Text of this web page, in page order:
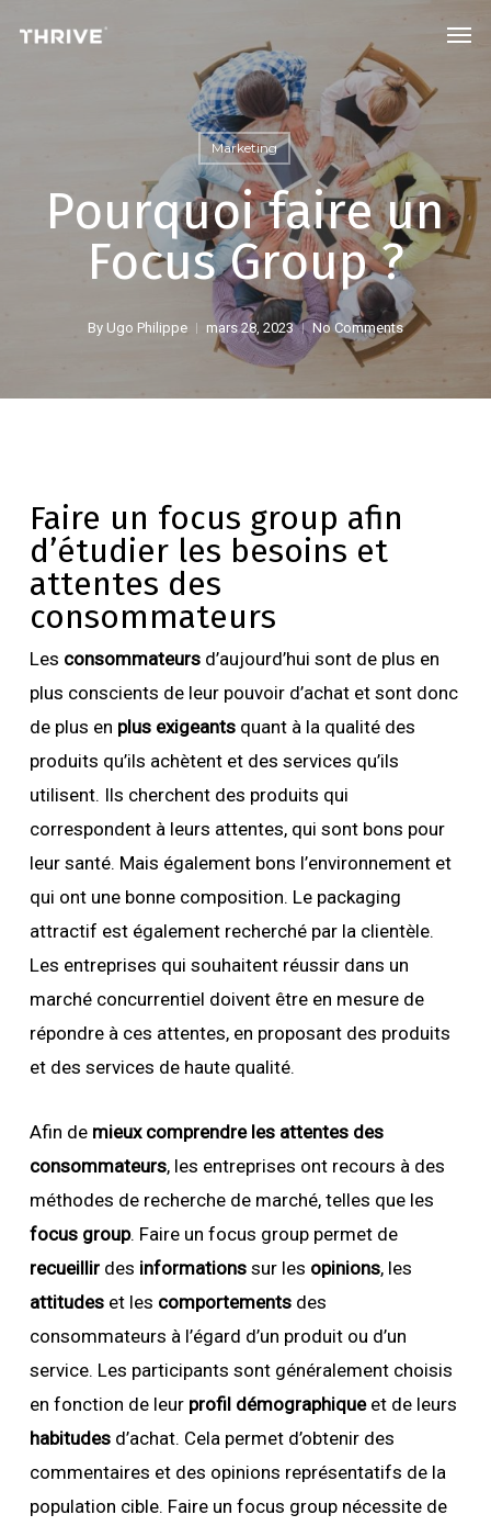
Marketing
Pourquoi faire un
Focus Group ?
By Ugo Philippe mars 28, 2023 No Comments
Faire un focus group afin
d’étudier les besoins et
attentes des
consommateurs
Les consommateursd’aujourd’hui sont de plus en
plus conscients de leur pouvoir d’achat et sont donc
de plus en plus exigeantsquant à la qualité des
produits qu’ils achètent et des services qu’ils
utilisent. Ils cherchent des produits qui
correspondent à leurs attentes, qui sont bons pour
leur santé. Mais également bons l’environnement et
qui ont une bonne composition. Le packaging
attractif est également recherché par la clientèle.
Les entreprises qui souhaitent réussir dans un
marché concurrentiel doivent être en mesure de
répondre à ces attentes, en proposant des produits
et des services de haute qualité.
Afin de mieux comprendre les attentes des
consommateurs, les entreprises ont recours à des
méthodes de recherche de marché, telles que les
focus group. Faire un focus group permet de
recueillirdes informationssur les opinions, les
attitudeset les comportementsdes
consommateurs à l’égard d’un produit ou d’un
service. Les participants sont généralement choisis
en fonction de leur profil démographiqueet de leurs
habitudesd’achat. Cela permet d’obtenir des
commentaires et des opinions représentatifs de la
population cible. Faire un focus group nécessite de